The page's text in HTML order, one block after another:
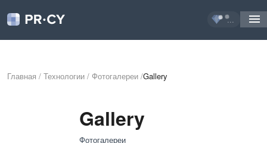
...
Главная / Технологии / Фотогалереи /Gallery
Gallery
Фотогалереи